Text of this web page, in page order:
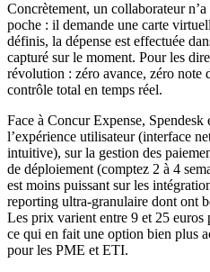
Concrètement, un collaborateur
poche : il demande une carte
définis, la dépense est effectuée
capturé sur le moment. Pour les
révolution : zéro avance, zéro note
contrôle total en temps réel.
Face à Concur Expense, Spendesk
l’expérience utilisateur (interface
intuitive), sur la gestion des
de déploiement (comptez 2 à 4
est moins puissant sur les
reporting ultra-granulaire dont ont
Les prix varient entre 9 et 25
ce qui en fait une option bien plus
pour les PME et ETI.